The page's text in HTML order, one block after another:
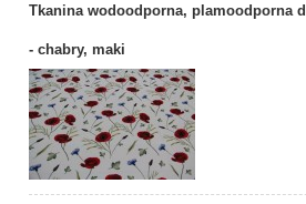
Tkanina wodoodporna, plamoodporna
- chabry, maki